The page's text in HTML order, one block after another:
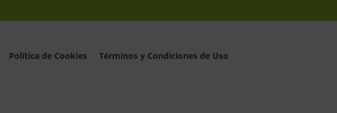
Política de Cookies
Términos y Condiciones de Uso